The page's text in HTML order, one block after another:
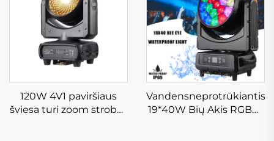
120W 4V1 paviršiaus
šviesa turi zoom strobos
Vandensneprotrūkiantis
19*40W Bių Akis RGBW